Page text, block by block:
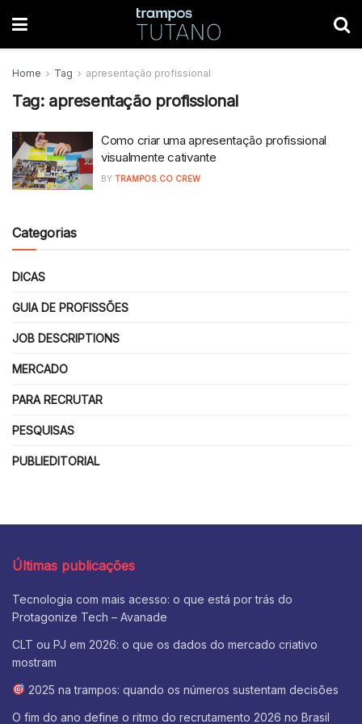
Home Tag apresentação profissional
Tag: apresentação profissional
Como criar uma apresentação profissional
visualmente cativante
BY TRAMPOS.CO CREW
Categorias
DICAS
GUIA DE PROFISSÕES
JOB DESCRIPTIONS
MERCADO
PARA RECRUTAR
PESQUISAS
PUBLIEDITORIAL
Últimas publicações
Tecnologia com mais acesso: o que está por trás do
Protagonize Tech – Avanade
CLT ou PJ em 2026: o que os dados do mercado criativo
mostram
2025 na trampos: quando os números sustentam decisões
O fim do ano define o ritmo do recrutamento 2026 no Brasil